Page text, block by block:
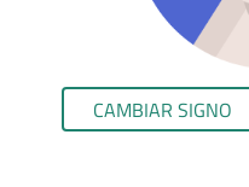
CAMBIAR SIGNO